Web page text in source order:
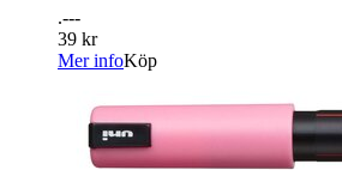
.---
39 kr
Mer infoKöp